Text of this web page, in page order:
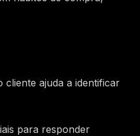
cliente ajuda a identificar
para responder